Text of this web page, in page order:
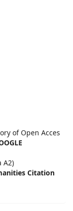
of Open Acces
A2)
Citation